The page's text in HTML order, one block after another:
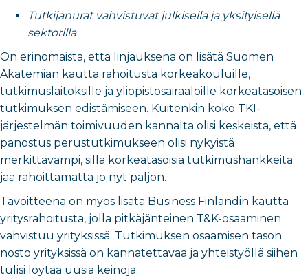
Tutkijanurat vahvistuvat julkisella ja yksityisellä
sektorilla
On erinomaista, että linjauksena on lisätä Suomen
Akatemian kautta rahoitusta korkeakouluille,
tutkimuslaitoksille ja yliopistosairaaloille korkeatasoisen
tutkimuksen edistämiseen. Kuitenkin koko TKI-
järjestelmän toimivuuden kannalta olisi keskeistä, että
panostus perustutkimukseen olisi nykyistä
merkittävämpi, sillä korkeatasoisia tutkimushankkeita
jää rahoittamatta jo nyt paljon.
Tavoitteena on myös lisätä Business Finlandin kautta
yritysrahoitusta, jolla pitkäjänteinen T&K-osaaminen
vahvistuu yrityksissä. Tutkimuksen osaamisen tason
nosto yrityksissä on kannatettavaa ja yhteistyöllä siihen
tulisi löytää uusia keinoja.